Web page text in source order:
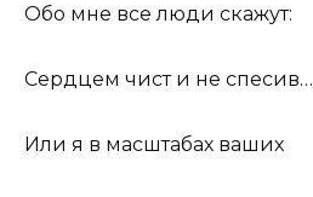
Обо мне все люди скажут:
Сердцем чист и не спесив…
Или я в масштабах ваших